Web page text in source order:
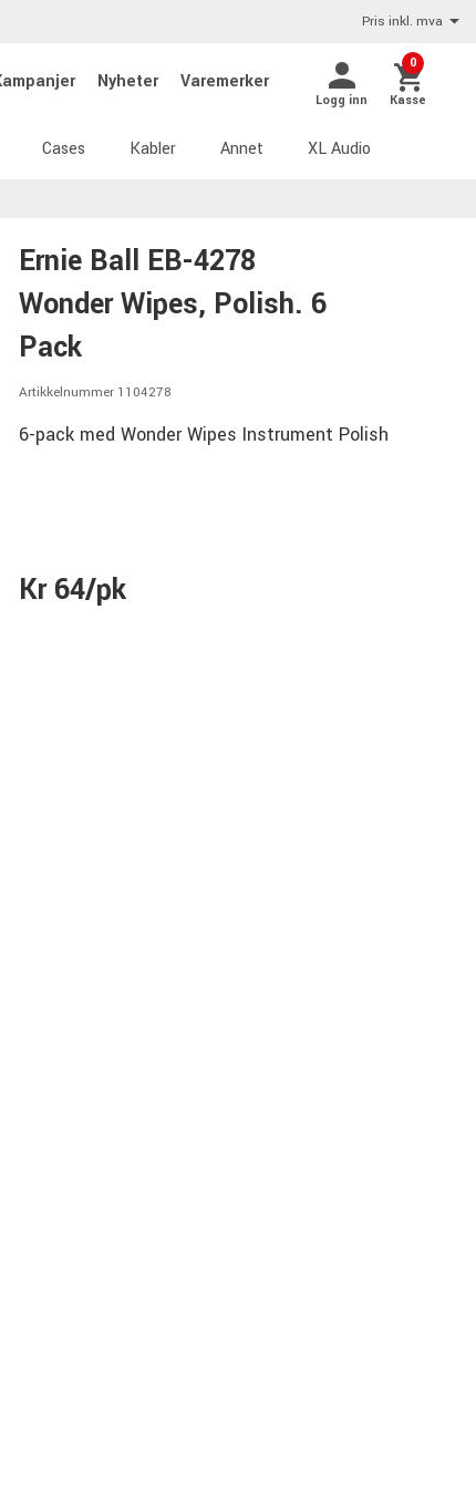
Pris inkl. mva
Nyheter Varemerker
Logg inn
0
Kasse
Cases Kabler Annet XL Audio
Ernie Ball EB-4278
Wonder Wipes, Polish. 6
Pack
Artikkelnummer 1104278
6-pack med Wonder Wipes Instrument Polish
Kr 64/pk